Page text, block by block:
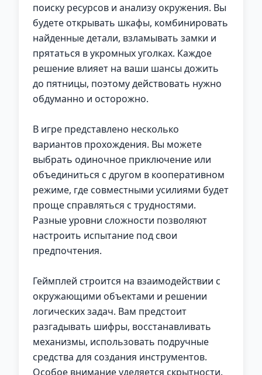
поиску ресурсов и анализу окружения. Вы
будете открывать шкафы, комбинировать
найденные детали, взламывать замки и
прятаться в укромных уголках. Каждое
решение влияет на ваши шансы дожить
до пятницы, поэтому действовать нужно
обдуманно и осторожно.
В игре представлено несколько
вариантов прохождения. Вы можете
выбрать одиночное приключение или
объединиться с другом в кооперативном
режиме, где совместными усилиями будет
проще справляться с трудностями.
Разные уровни сложности позволяют
настроить испытание под свои
предпочтения.
Геймплей строится на взаимодействии с
окружающими объектами и решении
логических задач. Вам предстоит
разгадывать шифры, восстанавливать
механизмы, использовать подручные
средства для создания инструментов.
Особое внимание уделяется скрытности.